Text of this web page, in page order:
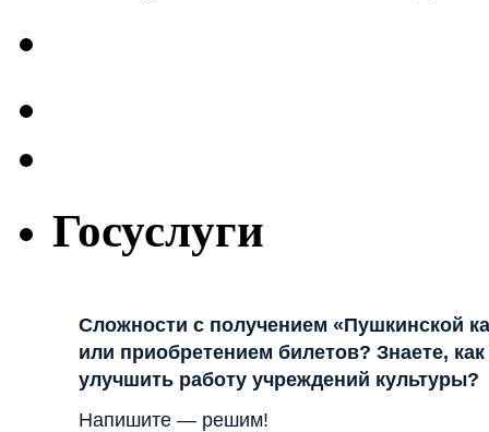
Госуслуги
Сложности с получением «Пушкинской
или приобретением билетов? Знаете, как
улучшить работу учреждений культуры?
Напишите — решим!